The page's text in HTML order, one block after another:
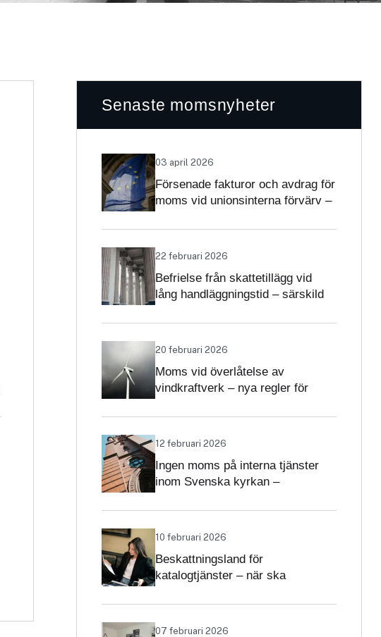
Senaste momsnyheter
03 april 2026
Försenade fakturor och avdrag för
moms vid unionsinterna förvärv –
22 februari 2026
Befrielse från skattetillägg vid
lång handläggningstid – särskild
20 februari 2026
Moms vid överlåtelse av
vindkraftverk – nya regler för
12 februari 2026
Ingen moms på interna tjänster
inom Svenska kyrkan –
självständighetsbedömningen
10 februari 2026
Beskattningsland för
katalogtjänster – när ska
moms?
07 februari 2026